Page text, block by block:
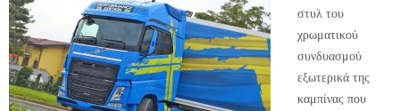
στυλ του
χρωματικού
συνδυασμού
εξωτερικά της
καμπίνας που